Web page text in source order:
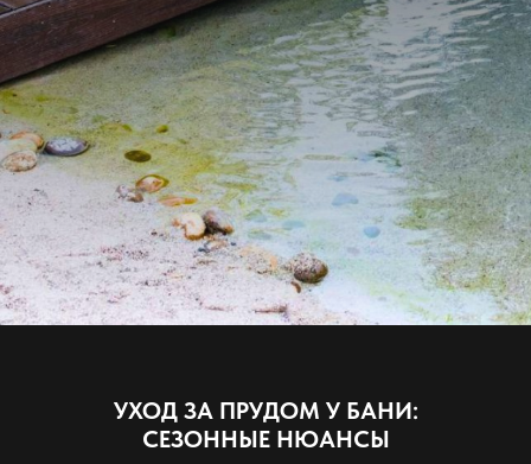
УХОД ЗА ПРУДОМ У БАНИ:
СЕЗОННЫЕ НЮАНСЫ